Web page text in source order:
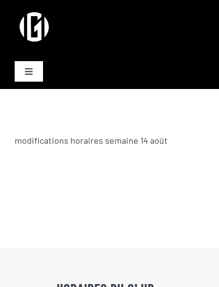
contenu
Toggle
modifications horaires semaine 14 août